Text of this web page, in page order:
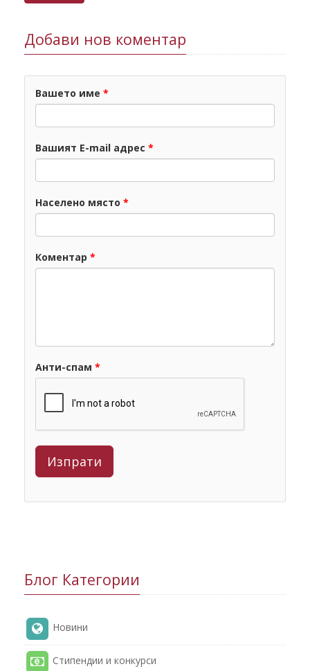
Добави нов коментар
Вашето име *
Вашият E-mail адрес *
Населено място *
Коментар *
Анти-спам *
Блог Категории
Новини
Стипендии и конкурси